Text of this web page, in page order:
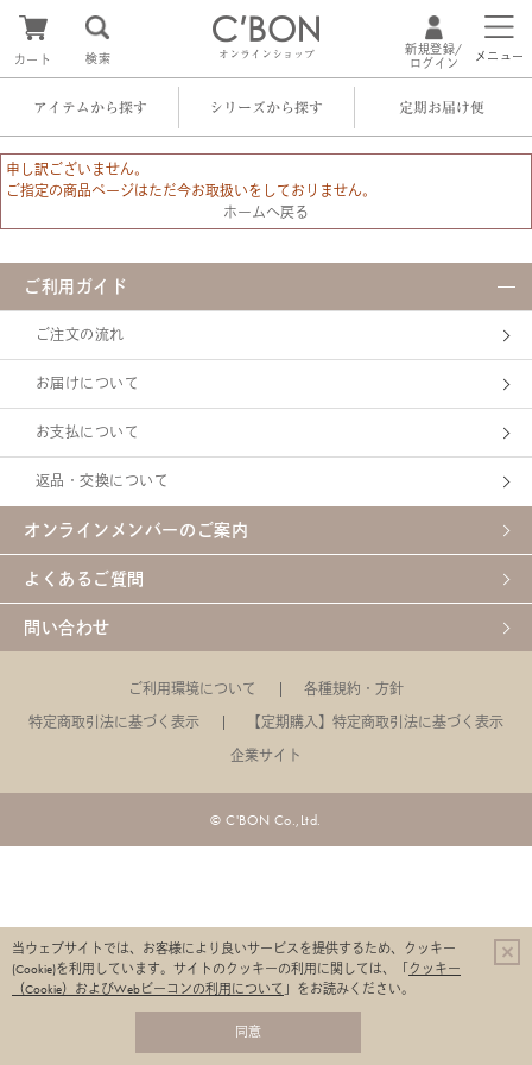
オンラインショップ
カート 検索
新規登録/
ログイン
メニュー
アイテムから探す シリーズから探す 定期お届け便
申し訳ございません。
ご指定の商品ページはただ今お取扱いをしておりません。
ホームへ戻る
ご利用ガイド
ご注文の流れ
お届けについて
お支払について
返品・交換について
オンラインメンバーのご案内
よくあるご質問
問い合わせ
ご利用環境について
各種規約・方針
特定商取引法に基づく表示
【定期購入】特定商取引法に基づく表示
企業サイト
© C'BON Co.,Ltd.
当ウェブサイトでは、お客様により良いサービスを提供するため、クッキー
(Cookie)を利用しています。 サイトのクッキーの利用に関しては、「 クッキー
（Cookie）およびWebビーコンの利用について 」をお読みください。
同意